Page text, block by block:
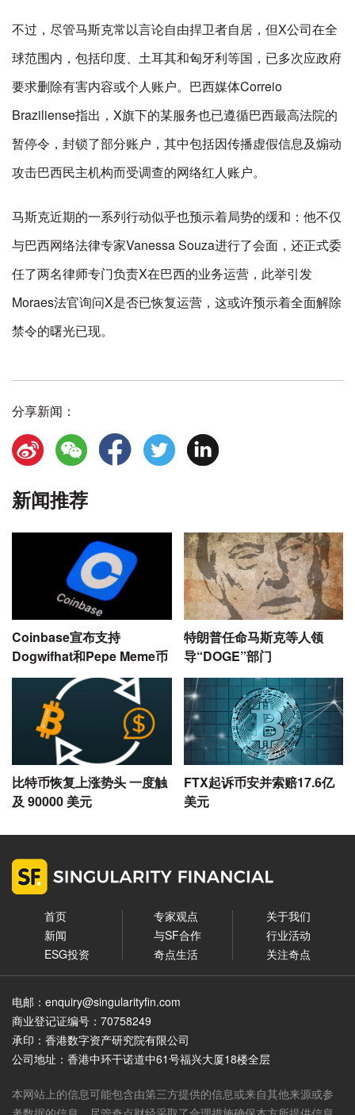
不过，尽管马斯克常以言论自由捍卫者自居，但X公司在全
球范围内，包括印度、土耳其和匈牙利等国，已多次应政府
要求删除有害内容或个人账户。巴西媒体Correio
Braziliense指出，X旗下的某服务也已遵循巴西最高法院的
暂停令，封锁了部分账户，其中包括因传播虚假信息及煽动
攻击巴西民主机构而受调查的网络红人账户。
马斯克近期的一系列行动似乎也预示着局势的缓和：他不仅
与巴西网络法律专家Vanessa Souza进行了会面，还正式委
任了两名律师专门负责X在巴西的业务运营，此举引发
Moraes法官询问X是否已恢复运营，这或许预示着全面解除
禁令的曙光已现。
分享新闻：
新闻推荐
Coinbase宣布支持
Dogwifhat和Pepe Meme币
特朗普任命马斯克等人领
导“DOGE”部门
比特币恢复上涨势头 一度触
及 90000 美元
FTX起诉币安并索赔17.6亿
美元
首页
新闻
ESG投资
专家观点
与SF合作
奇点生活
关于我们
行业活动
关注奇点
电邮：enquiry@singularityfin.com
商业登记证编号：70758249
承印：香港数字资产研究院有限公司
公司地址：香港中环干诺道中61号福兴大厦18楼全层
本网站上的信息可能包含由第三方提供的信息或来自其他来源或参